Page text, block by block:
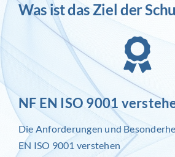
Was ist das Ziel der
NF EN ISO 9001
Die Anforderungen und
EN ISO 9001 verstehen